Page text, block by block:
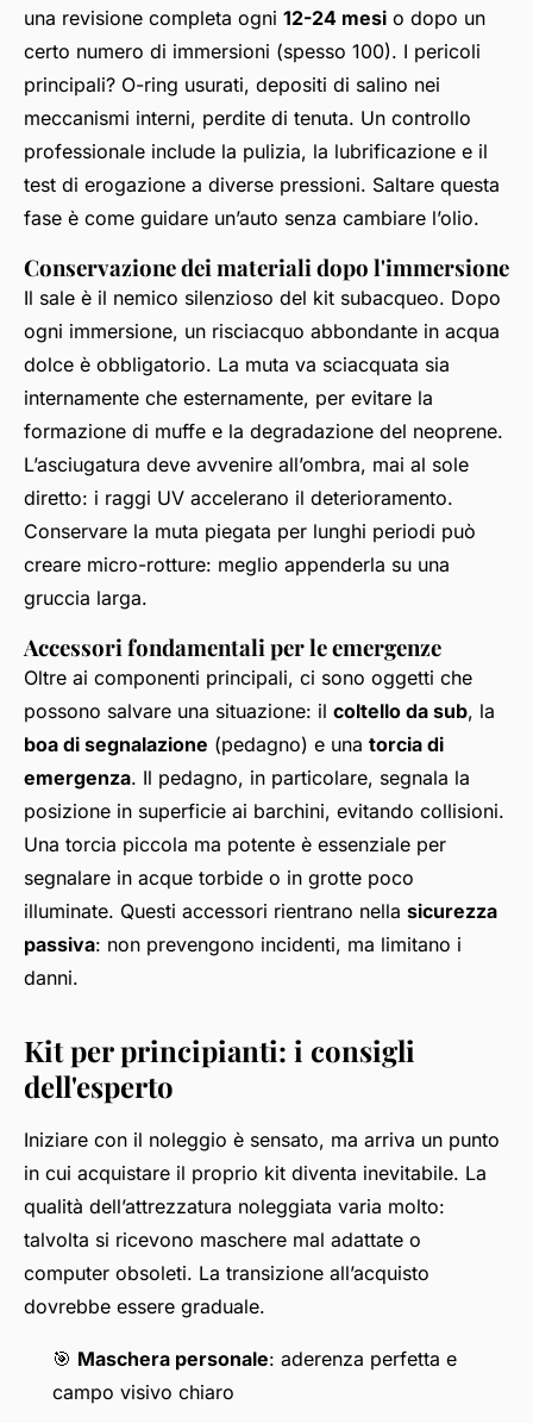
una revisione completa ogni 12-24 mesi o dopo un
certo numero di immersioni (spesso 100). I pericoli
principali? O-ring usurati, depositi di salino nei
meccanismi interni, perdite di tenuta. Un controllo
professionale include la pulizia, la lubrificazione e il
test di erogazione a diverse pressioni. Saltare questa
fase è come guidare un’auto senza cambiare l’olio.
Conservazione dei materiali dopo l'immersione
Il sale è il nemico silenzioso del kit subacqueo. Dopo
ogni immersione, un risciacquo abbondante in acqua
dolce è obbligatorio. La muta va sciacquata sia
internamente che esternamente, per evitare la
formazione di muffe e la degradazione del neoprene.
L’asciugatura deve avvenire all’ombra, mai al sole
diretto: i raggi UV accelerano il deterioramento.
Conservare la muta piegata per lunghi periodi può
creare micro-rotture: meglio appenderla su una
gruccia larga.
Accessori fondamentali per le emergenze
Oltre ai componenti principali, ci sono oggetti che
possono salvare una situazione: il coltello da sub, la
boa di segnalazione (pedagno) e una torcia di
emergenza. Il pedagno, in particolare, segnala la
posizione in superficie ai barchini, evitando collisioni.
Una torcia piccola ma potente è essenziale per
segnalare in acque torbide o in grotte poco
illuminate. Questi accessori rientrano nella sicurezza
passiva: non prevengono incidenti, ma limitano i
danni.
Kit per principianti: i consigli
dell'esperto
Iniziare con il noleggio è sensato, ma arriva un punto
in cui acquistare il proprio kit diventa inevitabile. La
qualità dell’attrezzatura noleggiata varia molto:
talvolta si ricevono maschere mal adattate o
computer obsoleti. La transizione all’acquisto
dovrebbe essere graduale.
🎯 Maschera personale: aderenza perfetta e
campo visivo chiaro